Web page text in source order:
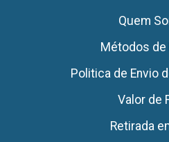
Quem
Métodos de
Politica de Envio
Valor de
Retirada